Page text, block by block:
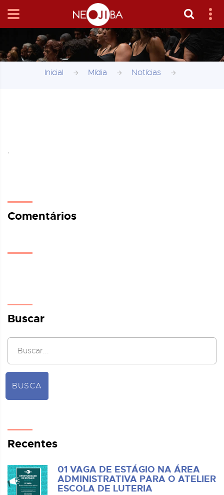
Inicial Mídia Notícias
,
Comentários
Buscar
BUSCA
Recentes
01 VAGA DE ESTÁGIO NA ÁREA
ADMINISTRATIVA PARA O ATELIER
ESCOLA DE LUTERIA